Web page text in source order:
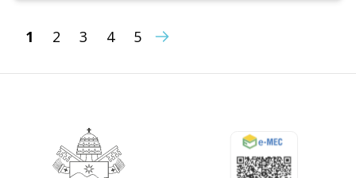
1 2 3 4 5